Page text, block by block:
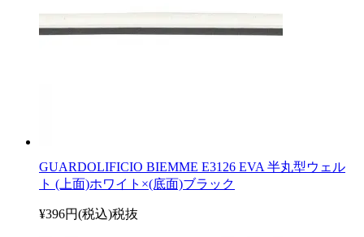
GUARDOLIFICIO BIEMME E3126 EVA 半丸型ウェル
ト (上面)ホワイト×(底面)ブラック
¥396円(税込)税抜